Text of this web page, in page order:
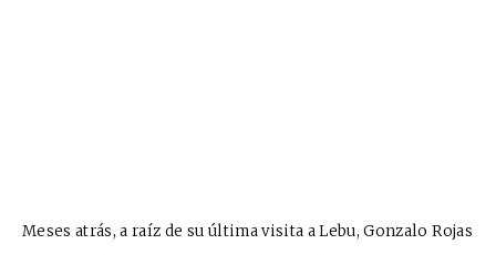
Meses atrás, a raíz de su última visita a Lebu, Gonzalo Rojas